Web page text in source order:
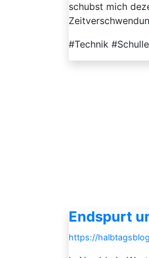
schubst mich
#Technik
Endspurt
https://